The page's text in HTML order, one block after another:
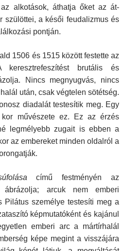
alkotások, áthatja őket az át­
szülöttei, a késői feudalizmus és
pontján.
1506 és 1515 között festette az
keresztrefeszítést brutális és
Nincs megnyugvás, nincs
után, csak végtelen sötétség.
diadalát testesítik meg. Egy
művészete ez. Ez az érzés
legmélyebb zugait is ebben a
az embereket minden oldalról a
című festményén az
ábrázolja; arcuk nem emberi
Pilátus személye testesíti meg a
képmutató­ként és kajánul
emberi arc a mártírhalál
képe megint a visszájára